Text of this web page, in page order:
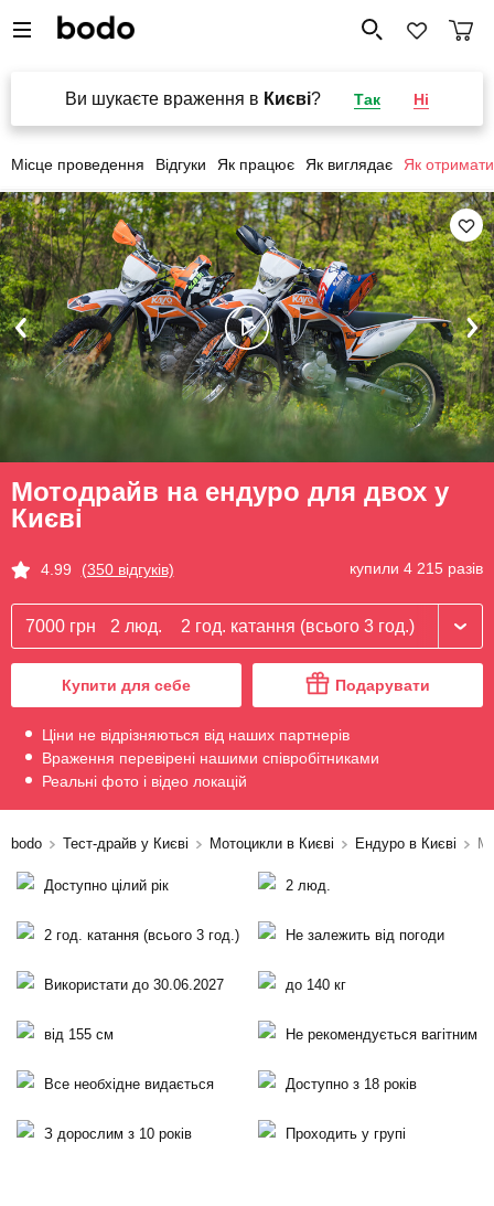
Ви шукаєте враження в Києві? Так Ні
Місце проведення Відгуки Як працює Як виглядає Як отримати
Мотодрайв на ендуро для двох у
Києві
4.99 (350 відгуків) купили 4 215 разів
7000 грн 2 люд. 2 год. катання (всього 3 год.)
Купити для себе Подарувати
Ціни не відрізняються від наших партнерів
Враження перевірені нашими співробітниками
Реальні фото і відео локацій
bodo Тест-драйв у Києві Мотоцикли в Києві Ендуро в Києві
Доступно цілий рік 2 люд.
2 год. катання (всього 3 год.) Не залежить від погоди
Використати до 30.06.2027 до 140 кг
від 155 см Не рекомендується вагітним
Все необхідне видається Доступно з 18 років
З дорослим з 10 років Проходить у групі